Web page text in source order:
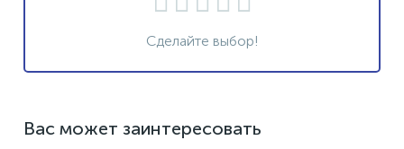
Сделайте выбор!
Вас может заинтересовать